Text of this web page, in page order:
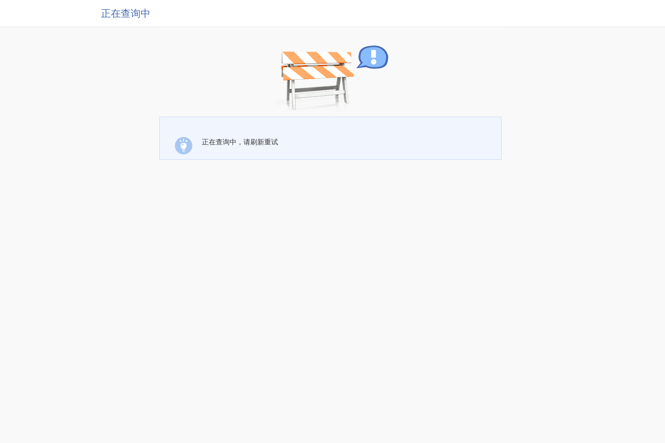
正在查询中
正在查询中，请刷新重试